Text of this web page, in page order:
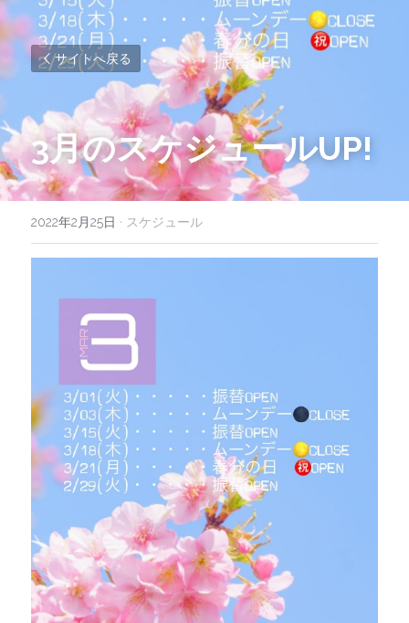
サイトへ戻る
3月のスケジュールUP!
2022年2月25日 · スケジュール